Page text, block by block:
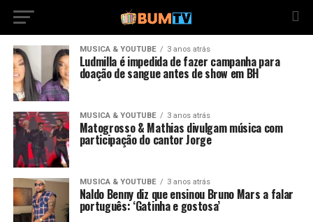
MUSICA & YOUTUBE 3 anos atrás
Ludmilla é impedida de fazer campanha para
doação de sangue antes de show em BH
MUSICA & YOUTUBE 3 anos atrás
Matogrosso & Mathias divulgam música com
participação do cantor Jorge
MUSICA & YOUTUBE 3 anos atrás
Naldo Benny diz que ensinou Bruno Mars a falar
português: ‘Gatinha e gostosa’